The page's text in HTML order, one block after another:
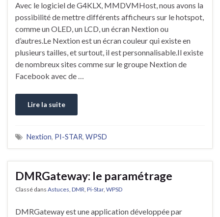
Avec le logiciel de G4KLX, MMDVMHost, nous avons la
possibilité de mettre différents afficheurs sur le hotspot,
comme un OLED, un LCD, un écran Nextion ou
d’autres.Le Nextion est un écran couleur qui existe en
plusieurs tailles, et surtout, il est personnalisable.Il existe
de nombreux sites comme sur le groupe Nextion de
Facebook avec de …
Lire la suite
Nextion, PI-STAR, WPSD
DMRGateway: le paramétrage
Classé dans Astuces, DMR, Pi-Star, WPSD
DMRGateway est une application développée par